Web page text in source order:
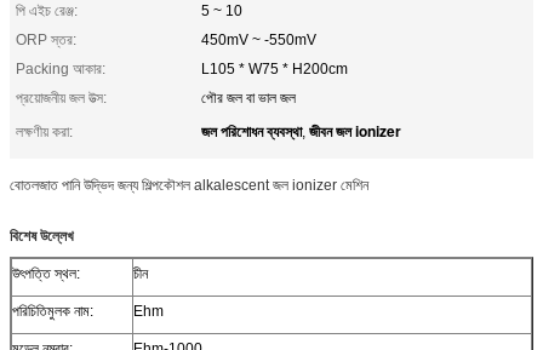
পি এইচ রেঞ্জ:
5 ~ 10
ORP স্তর:
450mV ~ -550mV
Packing আকার:
L105 * W75 * H200cm
প্রয়োজনীয় জল উত্স:
পৌর জল বা ভাল জল
লক্ষণীয় করা:
জল পরিশোধন ব্যবস্থা, জীবন জল ionizer
বোতলজাত পানি উদ্ভিদ জন্য শিল্পকৌশল alkalescent জল ionizer মেশিন
বিশেষ উল্লেখ
উৎপত্তি স্থল: চীন
পরিচিতিমুলক নাম: Ehm